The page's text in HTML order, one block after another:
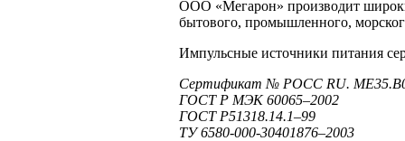
ООО «Мегарон» производит
бытового, промышленного,
Импульсные источники питания
Сертификат № РОСС RU.
ГОСТ Р МЭК60065–2002
ГОСТ Р51318.14.1–99
ТУ6580-000-30401876–2003